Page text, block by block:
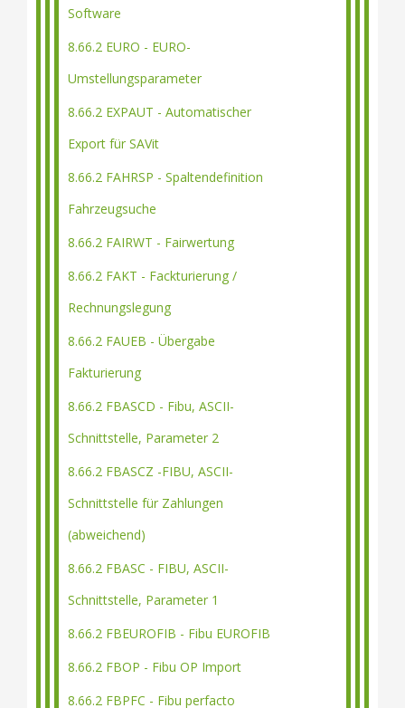
Software
8.66.2 EURO - EURO-
Umstellungsparameter
8.66.2 EXPAUT - Automatischer
Export für SAVit
8.66.2 FAHRSP - Spaltendefinition
Fahrzeugsuche
8.66.2 FAIRWT - Fairwertung
8.66.2 FAKT - Fackturierung /
Rechnungslegung
8.66.2 FAUEB - Übergabe
Fakturierung
8.66.2 FBASCD - Fibu, ASCII-
Schnittstelle, Parameter 2
8.66.2 FBASCZ -FIBU, ASCII-
Schnittstelle für Zahlungen
(abweichend)
8.66.2 FBASC - FIBU, ASCII-
Schnittstelle, Parameter 1
8.66.2 FBEUROFIB - Fibu EUROFIB
8.66.2 FBOP - Fibu OP Import
8.66.2 FBPFC - Fibu perfacto